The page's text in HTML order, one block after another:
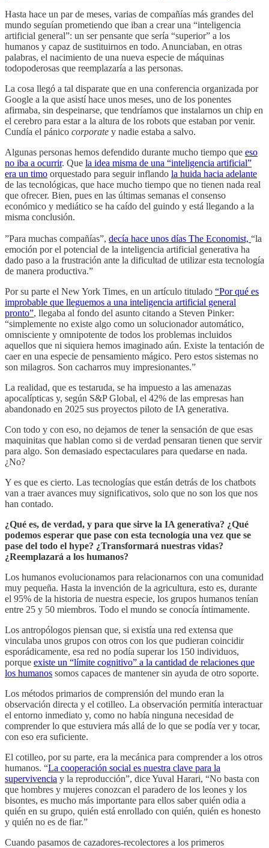
Hasta hace un par de meses, varias de compañías más grandes del
mundo seguían prometiendo que iban a crear una “inteligencia
artificial general”: un ser pensante que sería “superior” a los
humanos y capaz de sustituirnos en todo. Anunciaban, en otras
palabras, el nacimiento de una nueva especie de máquinas
todopoderosas que reemplazaría a las personas.
La cosa llegó a tal disparate que en una conferencia organizada por
Google a la que asistí hace unos meses, uno de los ponentes
afirmaba, sin despeinarse, que tendríamos que instalarnos un chip en
el cerebro para estar a la altura de los robots que estaban por venir.
Cundía el pánico corporate y nadie estaba a salvo.
Algunas personas hemos defendido durante mucho tiempo que eso
no iba a ocurrir. Que la idea misma de una “inteligencia artificial”
era un timo orquestado para seguir inflando la huida hacia adelante
de las tecnológicas, que hace mucho tiempo que no tienen nada real
que ofrecer. Bien, pues en las últimas semanas el consenso
económico y mediático se ha caído del guindo y está llegando a la
misma conclusión.
”Para muchas compañías”, decía hace unos días The Economist, “la
emoción por el potencial de la inteligencia artificial generativa ha
dado paso a la frustración ante la dificultad de utilizar esta tecnología
de manera productiva.”
Por su parte el New York Times, en un artículo titulado “Por qué es
improbable que lleguemos a una inteligencia artificial general
pronto”, llegaba al fondo del asunto citando a Steven Pinker:
“simplemente no existe algo como un solucionador automático,
omnisciente y omnipotente de todos los problemas incluidos
aquellos que ni siquiera hemos imaginado aún. Existe la tentación de
caer en una especie de pensamiento mágico. Pero estos sistemas no
son milagros. Son cacharros muy impresionantes.”
La realidad, que es testaruda, se ha impuesto a las amenazas
apocalípticas y, según S&P Global, el 42% de las empresas han
abandonado en 2025 sus proyectos piloto de IA generativa.
Con todo y con eso, no dejamos de tener la sensación de que esas
maquinitas que hablan como si de verdad pensaran tienen que servir
para algo. Son demasiado espectaculares para quedarse en nada.
¿No?
Y es que es cierto. Las tecnologías que están detrás de los chatbots
van a traer avances muy significativos, solo que no son los que nos
han contado.
¿Qué es, de verdad, y para que sirve la IA generativa? ¿Qué
podemos esperar que pase con esta tecnología una vez que se
pase del todo el hype? ¿Transformará nuestras vidas?
¿Reemplazará a los humanos?
Los humanos evolucionamos para relacionarnos con una comunidad
muy pequeña. Hasta la invención de la agricultura, esto es, durante
el 95% de la historia de nuestra especie, los grupos humanos tenían
entre 25 y 50 miembros. Todo el mundo se conocía íntimamente.
Los antropólogos piensan que, si existía una red extensa que
vinculaba unos grupos con otros con los que pudieran coincidir
esporádicamente, esa red no podía superar los 150 individuos,
porque existe un “límite cognitivo” a la cantidad de relaciones que
los humanos somos capaces de mantener sin ayuda de otro soporte.
Los métodos primarios de comprensión del mundo eran la
observación directa y el cotilleo. La observación permitía interactuar
el entorno inmediato y, como no había ninguna necesidad de
comprender lo que estuviera más allá de lo que se podía ver y tocar,
con eso era suficiente.
El cotilleo, por su parte, era la mecánica para comprender a los otros
humanos. “La cooperación social es nuestra clave para la
supervivencia y la reproducción”, dice Yuval Harari, “No basta con
que hombres y mujeres conozcan el paradero de los leones y los
bisontes, es mucho más importante para ellos saber quién odia a
quién en su grupo, quién está enrollado con quién, quién es honesto
y quién no es de fiar.”
Cuando pasamos de cazadores-recolectores a los primeros